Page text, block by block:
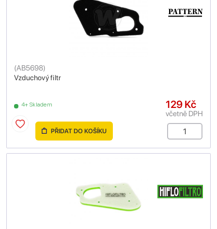
Vzduchový filtr
(AB5698)
4+ Skladem 129 Kč
včetně DPH
PŘIDAT DO KOŠÍKU